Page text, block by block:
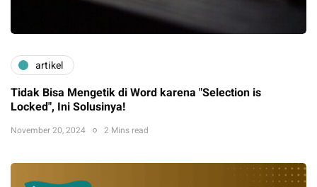
artikel
Tidak Bisa Mengetik di Word karena "Selection is
Locked", Ini Solusinya!
November 20, 2024 2 Mins read